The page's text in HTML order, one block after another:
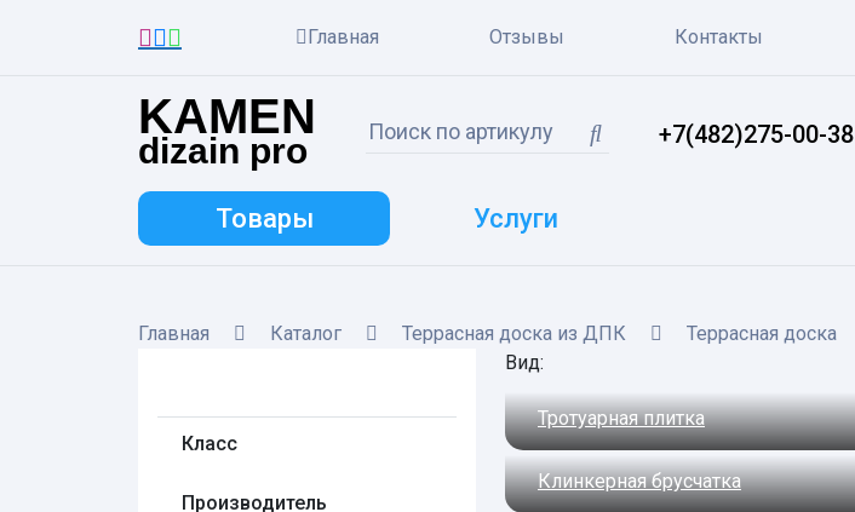
Главная Отзывы Контакты
KAMEN
dizain pro +7(482)275-00-38
Товары Услуги
Главная Каталог Террасная доска из ДПК Террасная доска
Класс
Производитель
Вид:
Тротуарная плитка
Клинкерная брусчатка